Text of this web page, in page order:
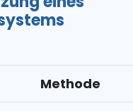
Methode